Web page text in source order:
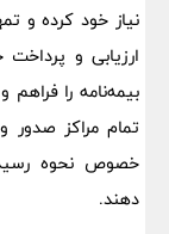
نیاز خود کرده و
ارزیابی و
بیمه‌نامه را فراهم
تمام مراکز صدور
خصوص نحوه
دهند.